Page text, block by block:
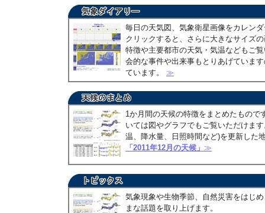
毎日の天気図、気象衛星画像をカレン
クリックすると、さらに大きなサイズ
特徴や主要都市の天気・気温などもご
会的な事件や出来事もとりあげていま
ています。 ≫
1か月間の天候の特徴をまとめたもので
いては図やグラフでもご覧いただけま
温、降水量、日照時間など)を更新した
「2011年12月の天候」 ≫
気象現象や生物季節、自然災害をはじ
まな話題を取り上げます。